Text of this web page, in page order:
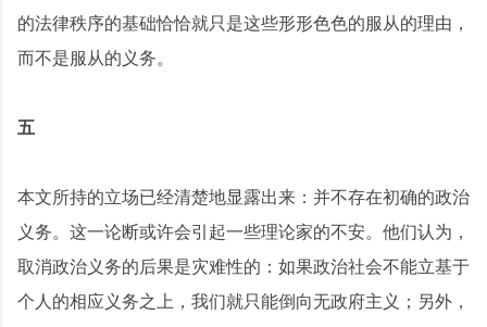
的法律秩序的基础恰恰就只是这些形形色色的服从的理由，
而不是服从的义务。
五
本文所持的立场已经清楚地显露出来：并不存在初确的政治
义务。这一论断或许会引起一些理论家的不安。他们认为，
取消政治义务的后果是灾难性的：如果政治社会不能立基于
个人的相应义务之上，我们就只能倒向无政府主义；另外，